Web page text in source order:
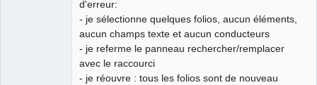
d'erreur:
- je sélectionne quelques folios, aucun éléments,
aucun champs texte et aucun conducteurs
- je referme le panneau rechercher/remplacer
avec le raccourci
- je réouvre : tous les folios sont de nouveau